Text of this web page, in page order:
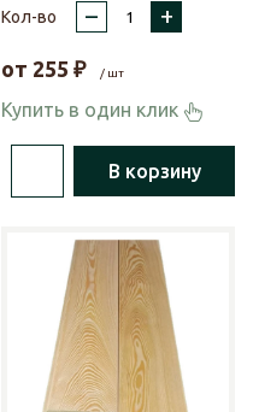
Кол-во
– +
от 255 ₽ / шт
Купить в один клик
В корзину